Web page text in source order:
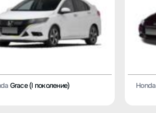
Grace (I поколение) Honda